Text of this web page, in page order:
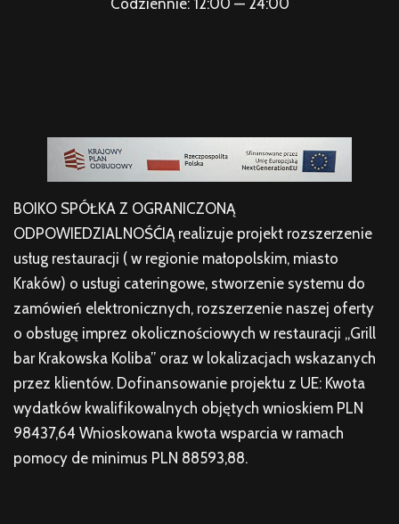
Codziennie: 12:00 — 24:00
BOIKO SPÓŁKA Z OGRANICZONĄ
ODPOWIEDZIALNOŚĆIĄ realizuje projekt rozszerzenie
usług restauracji ( w regionie małopolskim, miasto
Kraków) o usługi cateringowe, stworzenie systemu do
zamówień elektronicznych, rozszerzenie naszej oferty
o obsługę imprez okolicznościowych w restauracji „Grill
bar Krakowska Koliba” oraz w lokalizacjach wskazanych
przez klientów. Dofinansowanie projektu z UE: Kwota
wydatków kwalifikowalnych objętych wnioskiem PLN
98437,64 Wnioskowana kwota wsparcia w ramach
pomocy de minimus PLN 88593,88.